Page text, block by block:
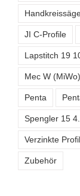
JI C-Profile
Lapstitch 19
Mec W (MiWo)
Penta
Spengler 15
Verzinkte
Zubehör